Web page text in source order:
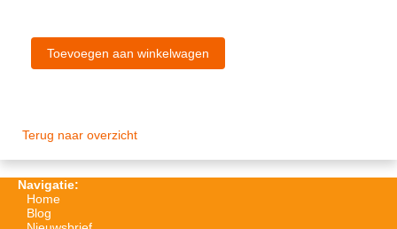
Terug naar overzicht
Navigatie:
Home
Blog